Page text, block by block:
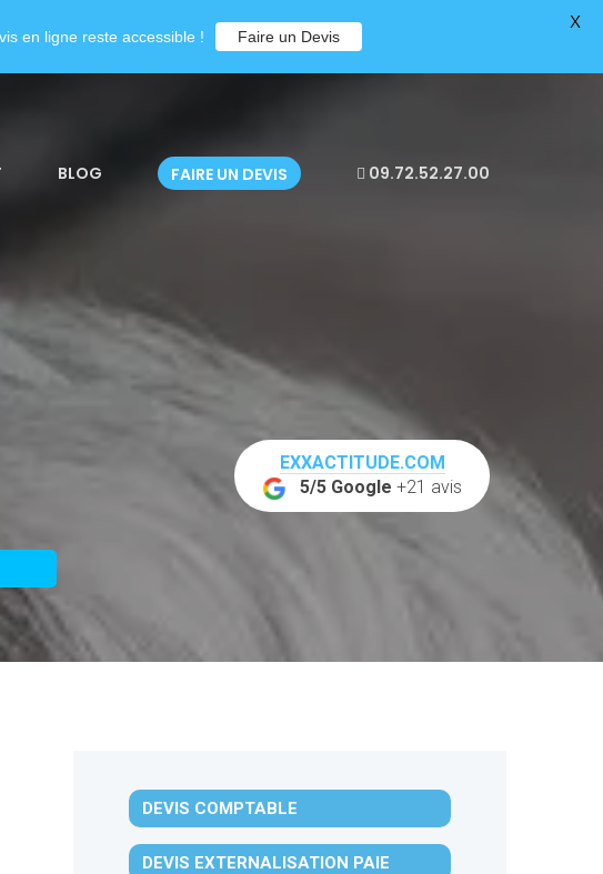
BLOG FAIRE UN DEVIS 09.72.52.27.00
EXXACTITUDE.COM
5/5 Google +21 avis
DEVIS COMPTABLE
DEVIS EXTERNALISATION PAIE
en ligne reste accessible ! Faire un Devis
X